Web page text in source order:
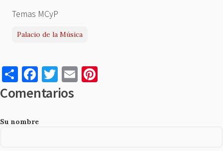
Temas MCyP
Palacio de la Música
S
h
ar
e
F
a
c
e
T
w
it
E
m
Comentarios
Su nombre